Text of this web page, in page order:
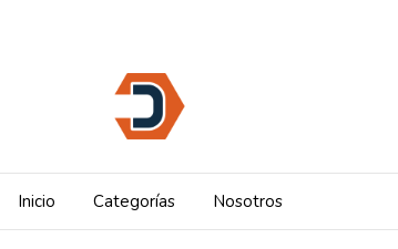
Inicio Categorías Nosotros